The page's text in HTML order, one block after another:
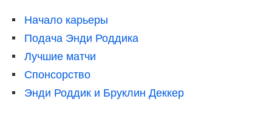
Начало карьеры
Подача Энди Роддика
Лучшие матчи
Спонсорство
Энди Роддик и Бруклин Деккер